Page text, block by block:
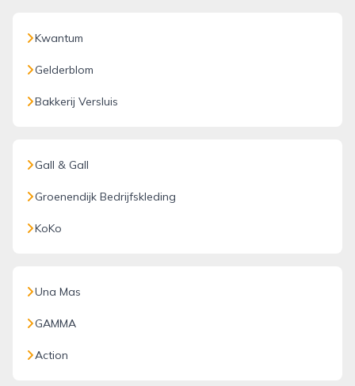
Kwantum
Gelderblom
Bakkerij Versluis
Gall & Gall
Groenendijk Bedrijfskleding
KoKo
Una Mas
GAMMA
Action